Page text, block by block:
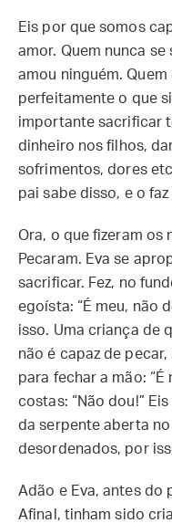
Eis por que somos
amor. Quem nunca
amou ninguém.
perfeitamente o que
importante sacrificar
dinheiro nos filhos,
sofrimentos, dores
pai sabe disso, e o
Ora, o que fizeram os
Pecaram. Eva se
sacrificar. Fez, no
egoísta: “É meu, não
isso. Uma criança de
não é capaz de
para fechar a mão:
costas: “Não dou!”
da serpente aberta
desordenados, por
Adão e Eva, antes do
Afinal, tinham sido